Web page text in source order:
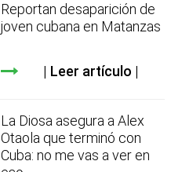
Reportan desaparición de
joven cubana en Matanzas
Leer artículo
La Diosa asegura a Alex
Otaola que terminó con
Cuba: no me vas a ver en